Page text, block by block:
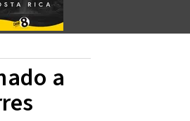
a